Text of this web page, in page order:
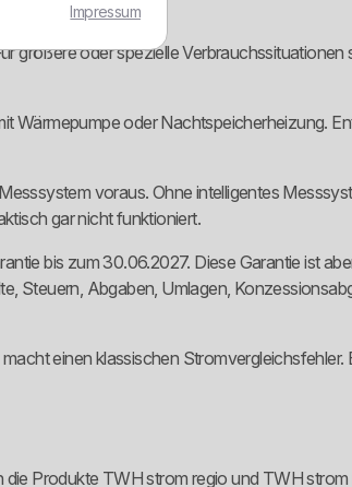
größere oder spezielle Verbrauchssituationen
Wärmepumpe oder Nachtspeicherheizung.
voraus. Ohne intelligentes
gar nicht funktioniert.
bis zum 30.06.2027. Diese Garantie ist
Steuern, Abgaben, Umlagen,
einen klassischen Stromvergleichsfehler.
Produkte TWH strom regio und TWH
Impressum